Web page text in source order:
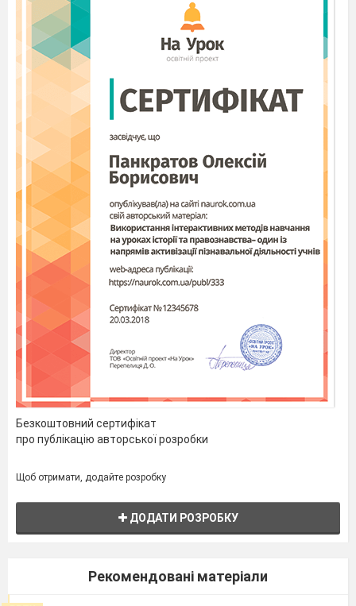
Безкоштовний сертифікат
про публікацію авторської розробки
Щоб отримати, додайте розробку
ДОДАТИ РОЗРОБКУ
Рекомендовані матеріали